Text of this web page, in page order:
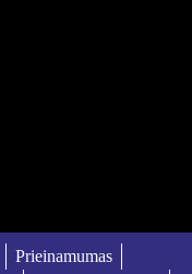
Prieinamumas